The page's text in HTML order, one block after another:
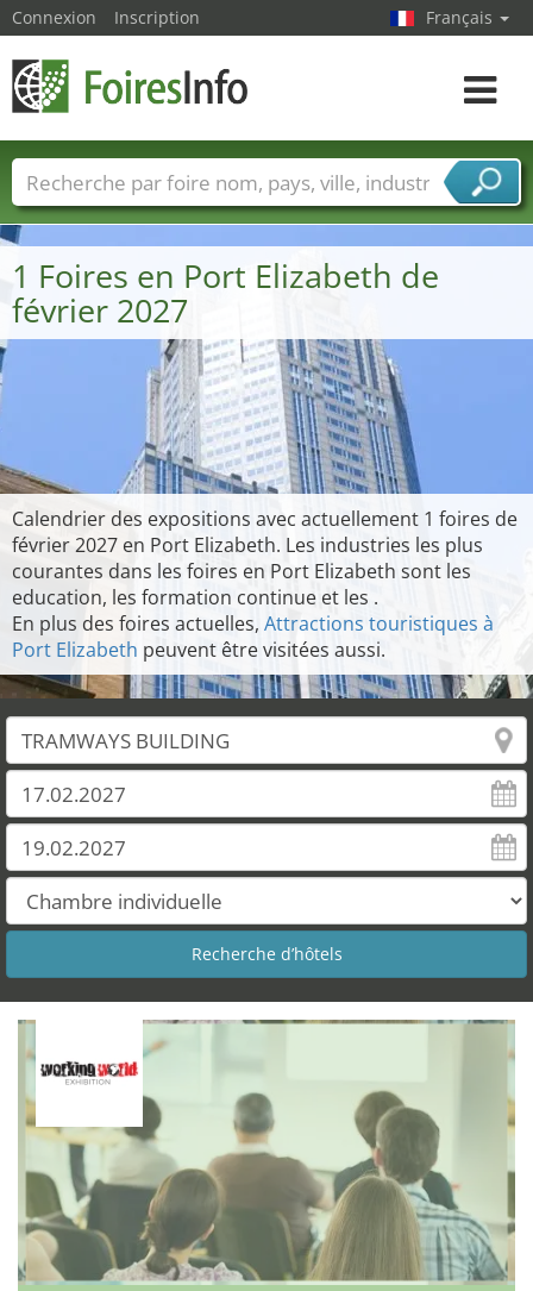
1 Foires en Port Elizabeth de
février 2027
Calendrier des expositions avec actuellement 1 foires de
février 2027 en Port Elizabeth. Les industries les plus
courantes dans les foires en Port Elizabeth sont les
education, les formation continue et les .
En plus des foires actuelles, Attractions touristiques à
Port Elizabeth peuvent être visitées aussi.
Connexion Inscription Français
Toggle
Foire noms Pays Villes
Secteurs de foire
Secteurs du fournisseur de services